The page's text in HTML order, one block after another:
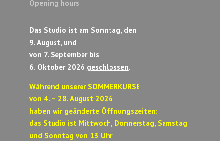
Opening hours
Das Studio ist am Sonntag, den
9. August, und
von 7. September bis
6. Oktober 2026 geschlossen.
Während unserer SOMMERKURSE
von 4. – 28. August 2026
haben wir geänderte Öffnungszeiten:
das Studio ist Mittwoch, Donnerstag, Samstag
und Sonntag von 13 Uhr